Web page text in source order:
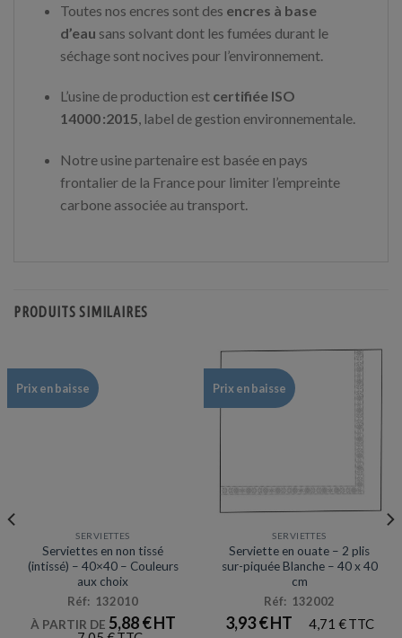
Toutes nos encres sont des encres à base
d’eau sans solvant dont les fumées durant le
séchage sont nocives pour l’environnement.
L’usine de production est certifiée ISO
14000 :2015, label de gestion environnementale.
Notre usine partenaire est basée en pays
frontalier de la France pour limiter l’empreinte
carbone associée au transport.
PRODUITS SIMILAIRES
Prix en baisse
SERVIETTES
Serviettes en non tissé
(intissé) – 40×40 – Couleurs
aux choix
Réf: 132010
À PARTIR DE 5,88€
Prix en baisse
SERVIETTES
Serviette en ouate – 2 plis
sur-piquée Blanche – 40 x 40
cm
Réf: 132002
3,93€ 4,71 €